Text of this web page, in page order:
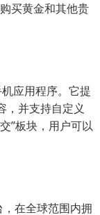
买黄金和其他贵
应用程序。它提
，并支持自定义
”板块，用户可以
在全球范围内拥